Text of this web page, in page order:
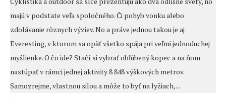
majú v podstate veľa spoločného. Či pohyb vonku alebo
zdolávanie rôznych výziev. No a práve jednou takou je aj
Everesting, v ktorom sa opäť všetko spája pri veľmi jednoduchej
myšlienke. O čo ide? Stačí si vybrať obľúbený kopec a na ňom
nastúpať v rámci jednej aktivity 8 848 výškových metrov.
Samozrejme, vlastnou silou a môže to byť na lyžiach,...